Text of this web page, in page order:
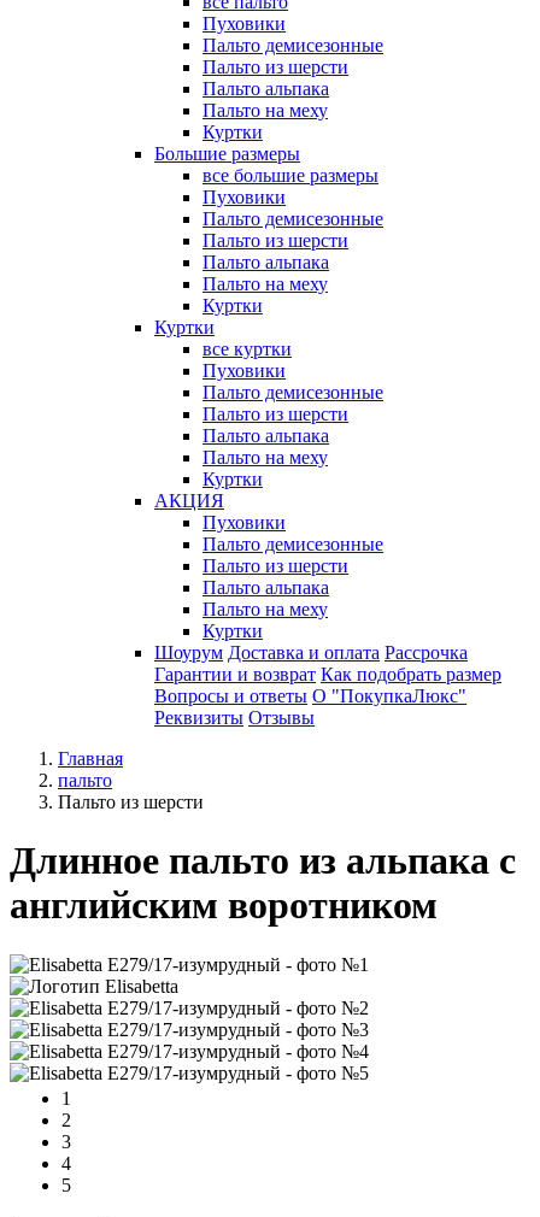
Пуховики
Пальто демисезонные
Пальто из шерсти
Пальто альпака
Пальто на меху
Куртки
Большие размеры
все большие размеры
Пуховики
Пальто демисезонные
Пальто из шерсти
Пальто альпака
Пальто на меху
Куртки
Куртки
все куртки
Пуховики
Пальто демисезонные
Пальто из шерсти
Пальто альпака
Пальто на меху
Куртки
АКЦИЯ
Пуховики
Пальто демисезонные
Пальто из шерсти
Пальто альпака
Пальто на меху
Куртки
Шоурум Доставка и оплата Рассрочка
Гарантии и возврат Как подобрать размер
Вопросы и ответы О "ПокупкаЛюкс"
Реквизиты Отзывы
Главная
пальто
Пальто из шерсти
Длинное пальто из альпака с
английским воротником
1
2
3
4
5